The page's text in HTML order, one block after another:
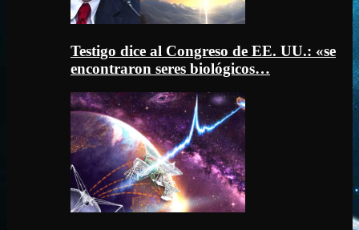
Testigo dice al Congreso de EE. UU.: «se
encontraron seres biológicos…